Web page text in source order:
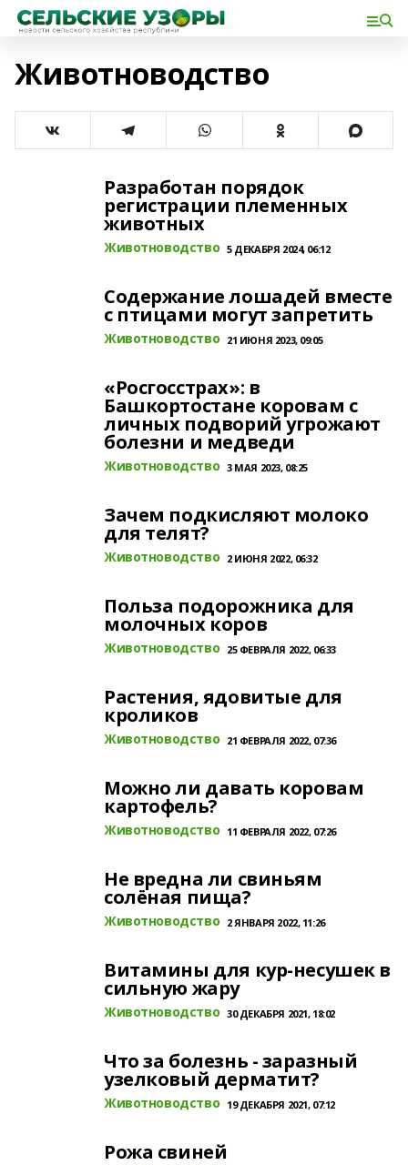
Животноводство
Разработан порядок
регистрации племенных
животных
Животноводство 5 ДЕКАБРЯ 2024, 06:12
Содержание лошадей вместе
с птицами могут запретить
Животноводство 21 ИЮНЯ 2023, 09:05
«Росгосстрах»: в
Башкортостане коровам с
личных подворий угрожают
болезни и медведи
Животноводство 3 МАЯ 2023, 08:25
Зачем подкисляют молоко
для телят?
Животноводство 2 ИЮНЯ 2022, 06:32
Польза подорожника для
молочных коров
Животноводство 25 ФЕВРАЛЯ 2022, 06:33
Растения, ядовитые для
кроликов
Животноводство 21 ФЕВРАЛЯ 2022, 07:36
Можно ли давать коровам
картофель?
Животноводство 11 ФЕВРАЛЯ 2022, 07:26
Не вредна ли свиньям
солёная пища?
Животноводство 2 ЯНВАРЯ 2022, 11:26
Витамины для кур-несушек в
сильную жару
Животноводство 30 ДЕКАБРЯ 2021, 18:02
Что за болезнь - заразный
узелковый дерматит?
Животноводство 19 ДЕКАБРЯ 2021, 07:12
Рожа свиней